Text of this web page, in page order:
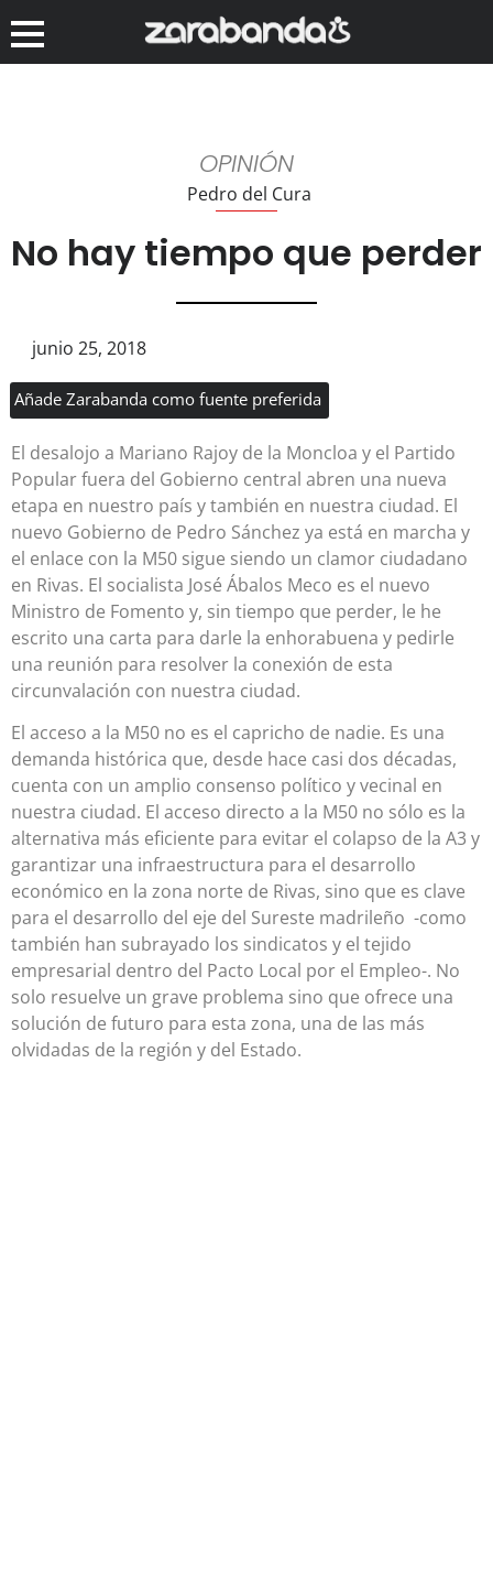
OPINIÓN
Pedro del Cura
No hay tiempo que perder
junio 25, 2018
Añade Zarabanda como fuente preferida
El desalojo a Mariano Rajoy de la Moncloa y el Partido
Popular fuera del Gobierno central abren una nueva
etapa en nuestro país y también en nuestra ciudad. El
nuevo Gobierno de Pedro Sánchez ya está en marcha y
el enlace con la M50 sigue siendo un clamor ciudadano
en Rivas. El socialista José Ábalos Meco es el nuevo
Ministro de Fomento y, sin tiempo que perder, le he
escrito una carta para darle la enhorabuena y pedirle
una reunión para resolver la conexión de esta
circunvalación con nuestra ciudad.
El acceso a la M50 no es el capricho de nadie. Es una
demanda histórica que, desde hace casi dos décadas,
cuenta con un amplio consenso político y vecinal en
nuestra ciudad. El acceso directo a la M50 no sólo es la
alternativa más eficiente para evitar el colapso de la A3 y
garantizar una infraestructura para el desarrollo
económico en la zona norte de Rivas, sino que es clave
para el desarrollo del eje del Sureste madrileño -como
también han subrayado los sindicatos y el tejido
empresarial dentro del Pacto Local por el Empleo-. No
solo resuelve un grave problema sino que ofrece una
solución de futuro para esta zona, una de las más
olvidadas de la región y del Estado.